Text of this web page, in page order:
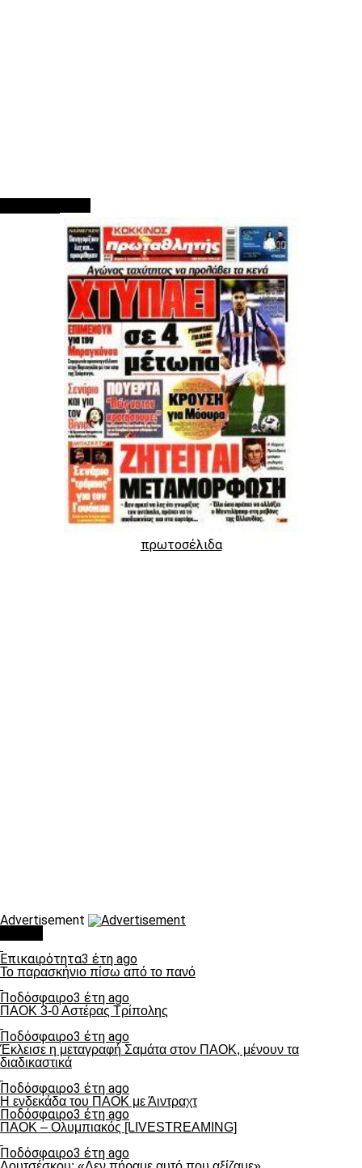
πρωτοσέλιδα
Advertisement
Επικαιρότητα3 έτη ago
Το παρασκήνιο πίσω από το πανό
Ποδόσφαιρο3 έτη ago
ΠΑΟΚ 3-0 Αστέρας Τρίπολης
Ποδόσφαιρο3 έτη ago
Έκλεισε η μεταγραφή Σαμάτα στον ΠΑΟΚ, μένουν τα
διαδικαστικά
Ποδόσφαιρο3 έτη ago
Η ενδεκάδα του ΠΑΟΚ με Άιντραχτ
Ποδόσφαιρο3 έτη ago
ΠΑΟΚ – Ολυμπιακός [LIVESTREAMING]
Ποδόσφαιρο3 έτη ago